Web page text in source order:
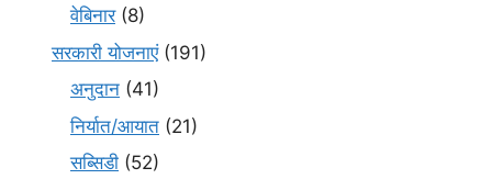
वेबिनार(8)
सरकारी योजनाएं(191)
अनुदान (41)
निर्यात/आयात (21)
सब्सिडी (52)